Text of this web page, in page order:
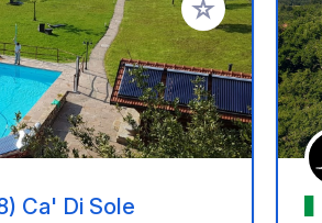
Ajouter à vos
Ca' Di Sole